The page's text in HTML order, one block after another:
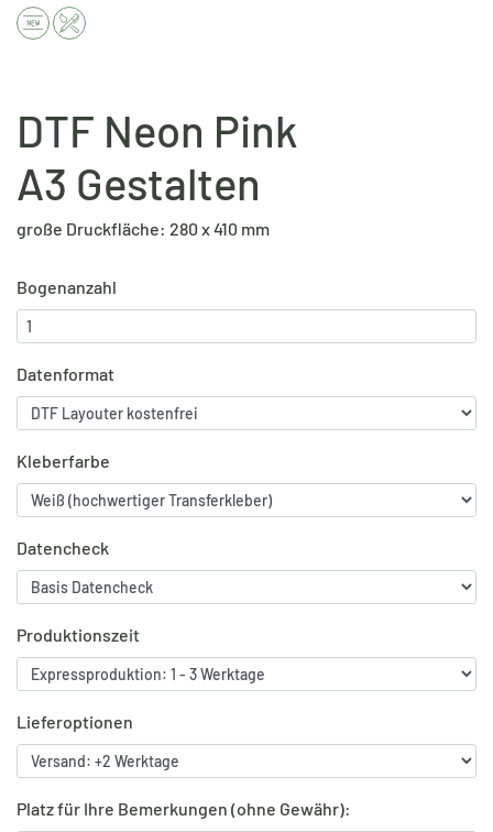
DTF Neon Pink
A3 Gestalten
große Druckfläche: 280 x 410 mm
Bogenanzahl
Datenformat
Kleberfarbe
Datencheck
Produktionszeit
Lieferoptionen
Platz für Ihre Bemerkungen (ohne Gewähr):